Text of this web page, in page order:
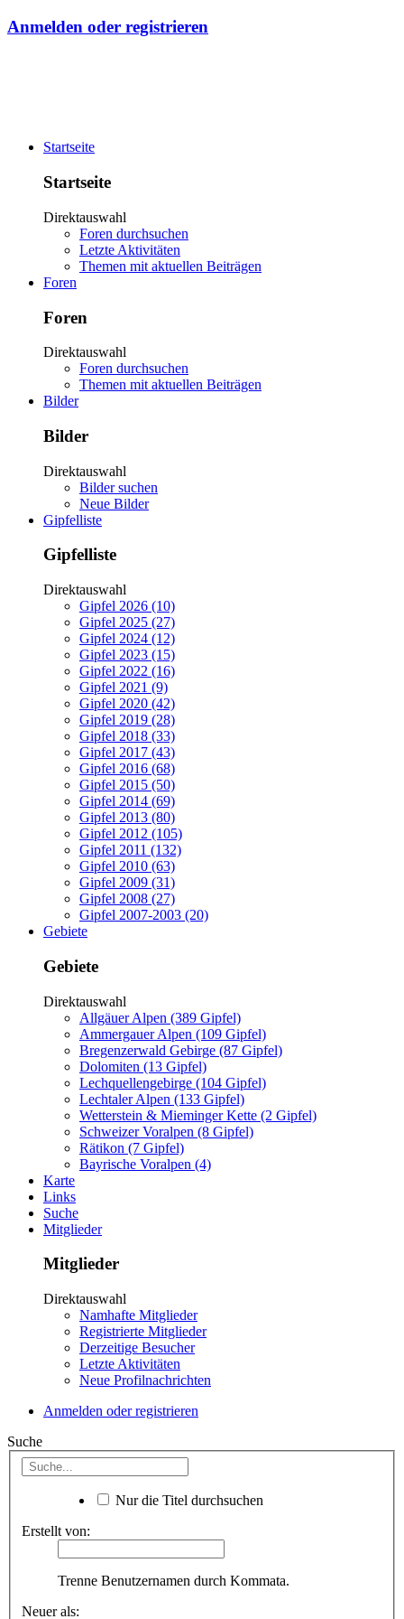
Anmelden oder registrieren
Startseite
Startseite
Direktauswahl
Foren durchsuchen
Letzte Aktivitäten
Themen mit aktuellen Beiträgen
Foren
Foren
Direktauswahl
Foren durchsuchen
Themen mit aktuellen Beiträgen
Bilder
Bilder
Direktauswahl
Bilder suchen
Neue Bilder
Gipfelliste
Gipfelliste
Direktauswahl
Gipfel 2026 (10)
Gipfel 2025 (27)
Gipfel 2024 (12)
Gipfel 2023 (15)
Gipfel 2022 (16)
Gipfel 2021 (9)
Gipfel 2020 (42)
Gipfel 2019 (28)
Gipfel 2018 (33)
Gipfel 2017 (43)
Gipfel 2016 (68)
Gipfel 2015 (50)
Gipfel 2014 (69)
Gipfel 2013 (80)
Gipfel 2012 (105)
Gipfel 2011 (132)
Gipfel 2010 (63)
Gipfel 2009 (31)
Gipfel 2008 (27)
Gipfel 2007-2003 (20)
Gebiete
Gebiete
Direktauswahl
Allgäuer Alpen (389 Gipfel)
Ammergauer Alpen (109 Gipfel)
Bregenzerwald Gebirge (87 Gipfel)
Dolomiten (13 Gipfel)
Lechquellengebirge (104 Gipfel)
Lechtaler Alpen (133 Gipfel)
Wetterstein & Mieminger Kette (2 Gipfel)
Schweizer Voralpen (8 Gipfel)
Rätikon (7 Gipfel)
Bayrische Voralpen (4)
Karte
Links
Suche
Mitglieder
Mitglieder
Direktauswahl
Namhafte Mitglieder
Registrierte Mitglieder
Derzeitige Besucher
Letzte Aktivitäten
Neue Profilnachrichten
Anmelden oder registrieren
Suche
Nur die Titel durchsuchen
Erstellt von:
Trenne Benutzernamen durch Kommata.
Neuer als: